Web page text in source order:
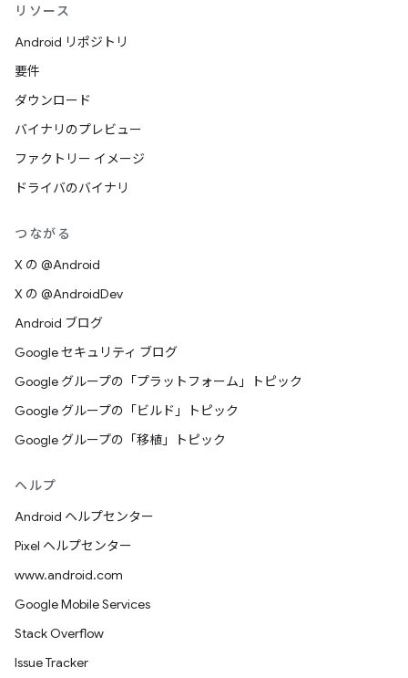
リソース
Android リポジトリ
要件
ダウンロード
バイナリのプレビュー
ファクトリー イメージ
ドライバのバイナリ
つながる
X の @Android
X の @AndroidDev
Android ブログ
Google セキュリティ ブログ
Google グループの「プラットフォーム」トピック
Google グループの「ビルド」トピック
Google グループの「移植」トピック
ヘルプ
Android ヘルプセンター
Pixel ヘルプセンター
www.android.com
Google Mobile Services
Stack Overflow
Issue Tracker